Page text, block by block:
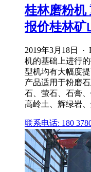
桂林磨粉机
报价桂林矿
2019年3月18日 ·
机的基础上进行
型机均有大幅度
产品适用于粉磨
石、萤石、石膏
高岭土、辉绿岩
联系电话: 180